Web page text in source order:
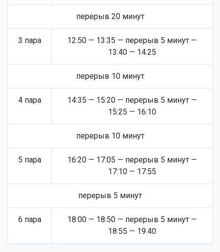
перерыв 20 минут
3 пара
12:50 — 13:35 — перерыв 5 минут —
13:40 — 14:25
перерыв 10 минут
4 пара
14:35 — 15:20 — перерыв 5 минут —
15:25 — 16:10
перерыв 10 минут
5 пара
16:20 — 17:05 — перерыв 5 минут —
17:10 — 17:55
перерыв 5 минут
6 пара
18:00 — 18:50 — перерыв 5 минут —
18:55 — 19:40